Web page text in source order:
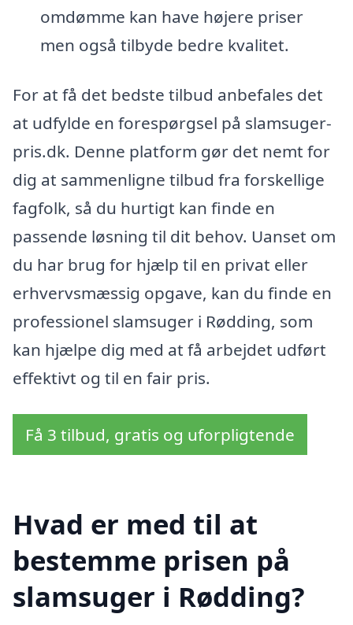
omdømme kan have højere priser
men også tilbyde bedre kvalitet.
For at få det bedste tilbud anbefales det
at udfylde en forespørgsel på slamsuger-
pris.dk. Denne platform gør det nemt for
dig at sammenligne tilbud fra forskellige
fagfolk, så du hurtigt kan finde en
passende løsning til dit behov. Uanset om
du har brug for hjælp til en privat eller
erhvervsmæssig opgave, kan du finde en
professionel slamsuger i Rødding, som
kan hjælpe dig med at få arbejdet udført
effektivt og til en fair pris.
Få 3 tilbud, gratis og uforpligtende
Hvad er med til at
bestemme prisen på
slamsuger i Rødding?